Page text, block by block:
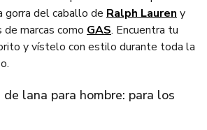
gorra del caballo de Ralph Lauren y
marcas como GAS. Encuentra tu
y vístelo con estilo durante toda la
lana para hombre: para los